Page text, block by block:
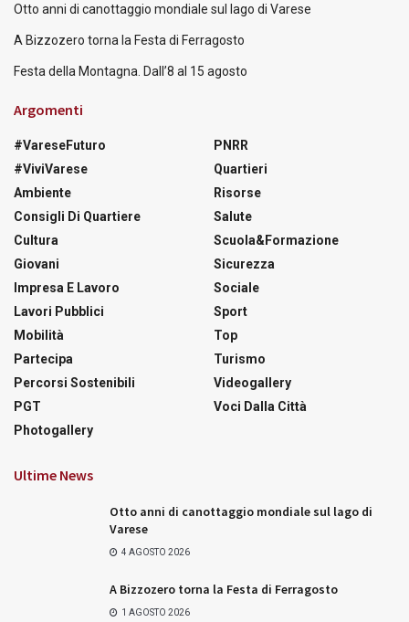
Otto anni di canottaggio mondiale sul lago di Varese
A Bizzozero torna la Festa di Ferragosto
Festa della Montagna. Dall’8 al 15 agosto
Argomenti
#VareseFuturo
#ViviVarese
Ambiente
Consigli Di Quartiere
Cultura
Giovani
Impresa E Lavoro
Lavori Pubblici
Mobilità
Partecipa
Percorsi Sostenibili
PGT
Photogallery
PNRR
Quartieri
Risorse
Salute
Scuola&Formazione
Sicurezza
Sociale
Sport
Top
Turismo
Videogallery
Voci Dalla Città
Ultime News
Otto anni di canottaggio mondiale sul lago di
Varese
4 AGOSTO 2026
A Bizzozero torna la Festa di Ferragosto
1 AGOSTO 2026